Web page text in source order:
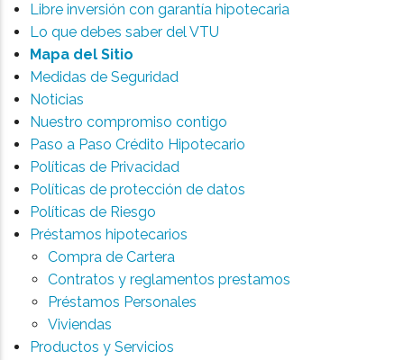
Libre inversión con garantía hipotecaria
Lo que debes saber del VTU
Mapa del Sitio
Medidas de Seguridad
Noticias
Nuestro compromiso contigo
Paso a Paso Crédito Hipotecario
Políticas de Privacidad
Políticas de protección de datos
Políticas de Riesgo
Préstamos hipotecarios
Compra de Cartera
Contratos y reglamentos prestamos
Préstamos Personales
Viviendas
Productos y Servicios